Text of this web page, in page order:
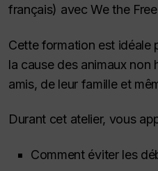
français) avec We the
Cette formation est idéale
la cause des animaux non
amis, de leur famille et
Durant cet atelier, vous
Comment éviter les